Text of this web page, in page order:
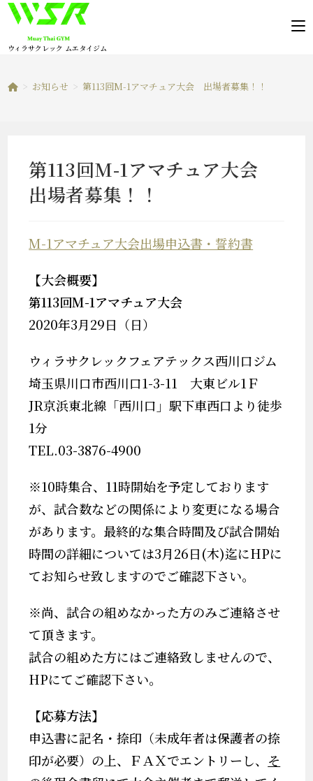
コ
ウィラサクレック ムエタイジム
> お知らせ > 第113回M-1アマチュア大会 出場者募集！！
第113回M-1アマチュア大会
出場者募集！！
M-1アマチュア大会出場申込書・誓約書
【大会概要】
第113回M-1アマチュア大会
2020年3月29日（日）
ウィラサクレックフェアテックス西川口ジム
埼玉県川口市西川口1-3-11 大東ビル1Ｆ
JR京浜東北線「西川口」駅下車西口より徒歩
1分
TEL.03-3876-4900
※10時集合、 11時開始を予定しております
が、試合数などの関係により変更になる場合
があります。最終的な集合時間及び試合開始
時間の詳細については3月26日(木)迄にHPに
てお知らせ致しますのでご確認下さい。
※尚、試合の組めなかった方のみご連絡させ
て頂きます。
試合の組めた方にはご連絡致しませんので、
HPにてご確認下さい。
【応募方法】
申込書に記名・捺印（未成年者は保護者の捺
印が必要）の上、
ＦＡＸでエントリーし、 そ